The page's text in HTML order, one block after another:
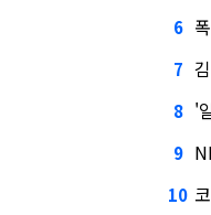
6
7 김
8 '
9
10